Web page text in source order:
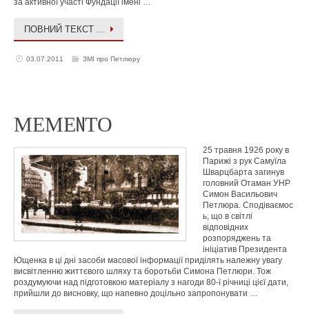
ПОВНИЙ ТЕКСТ …
03.07.2011 ЗМІ про Петлюру
МЕМЕNТО
25 травня 1926 року в
Парижі з рук Самуїла
Шварцбарта загинув
головний Отаман УНР
Симон Васильович
Петлюра. Сподіваємос
ь, що в світлі
відповідних
розпоряджень та
ініціатив Президента
Ющенка в ці дні засоби масової інформації приділять належну увагу
висвітленню життєвого шляху та боротьби Симона Петлюри. Тож
роздумуючи над підготовкою матеріалу з нагоди 80-ї річниці цієї дати,
прийшли до висновку, що напевно доцільно запропонувати …